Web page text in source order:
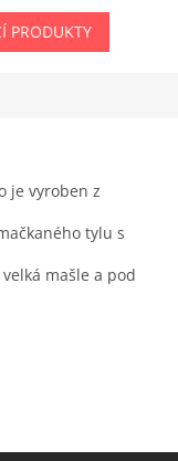
PRODUKTY
je vyroben z
tylu s
mašle a pod